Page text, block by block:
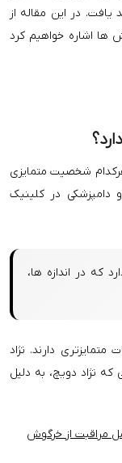
یافت. در این مقاله از
ها اشاره خواهیم کرد
شخصیت متمایزی
دامپزشکی در کلینیک
که در اندازه ها،
دارند. نژاد
نژاد دویچ، به دلیل
مراقبت از خرگوش